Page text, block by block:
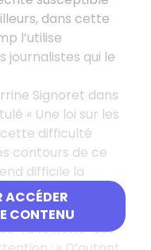
ACCÉDER
CONTENU
dans cette
l’utilise
journalistes qui le
Signoret dans
« Une loi sur les
cette difficulté
contours de ce
difficile la
médias, Pascal
“fake news” est